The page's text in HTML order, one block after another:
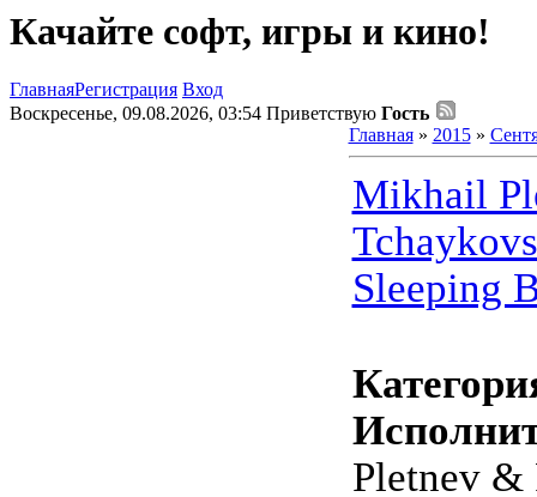
Качайте софт, игры и кино!
ГлавнаяРегистрация Вход
Воскресенье, 09.08.2026, 03:54 Приветствую Гость
Главная» 2015 »
Mikhail
Sleeping
Pletnev &